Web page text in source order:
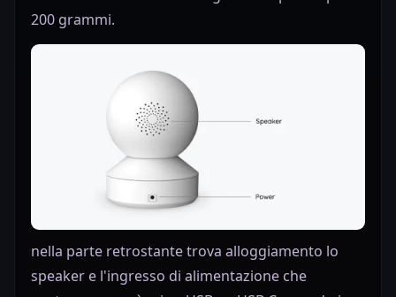
200 grammi.
nella parte retrostante trova alloggiamento lo
speaker e l'ingresso di alimentazione che